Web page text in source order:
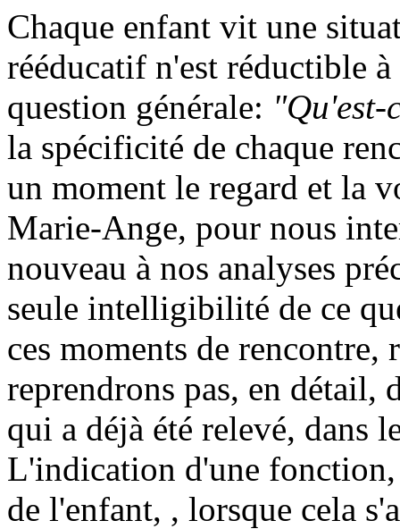
Chaque enfant vit une
rééducatif n'est réductible
question générale: "Qu'est-
la spécificité de chaque
un moment le regard et la
Marie-Ange, pour nous
nouveau à nos analyses
seule intelligibilité de ce
ces moments de rencontre,
reprendrons pas, en détail,
qui a déjà été relevé, dans
L'indication d'une
de l'enfant, , lorsque cela